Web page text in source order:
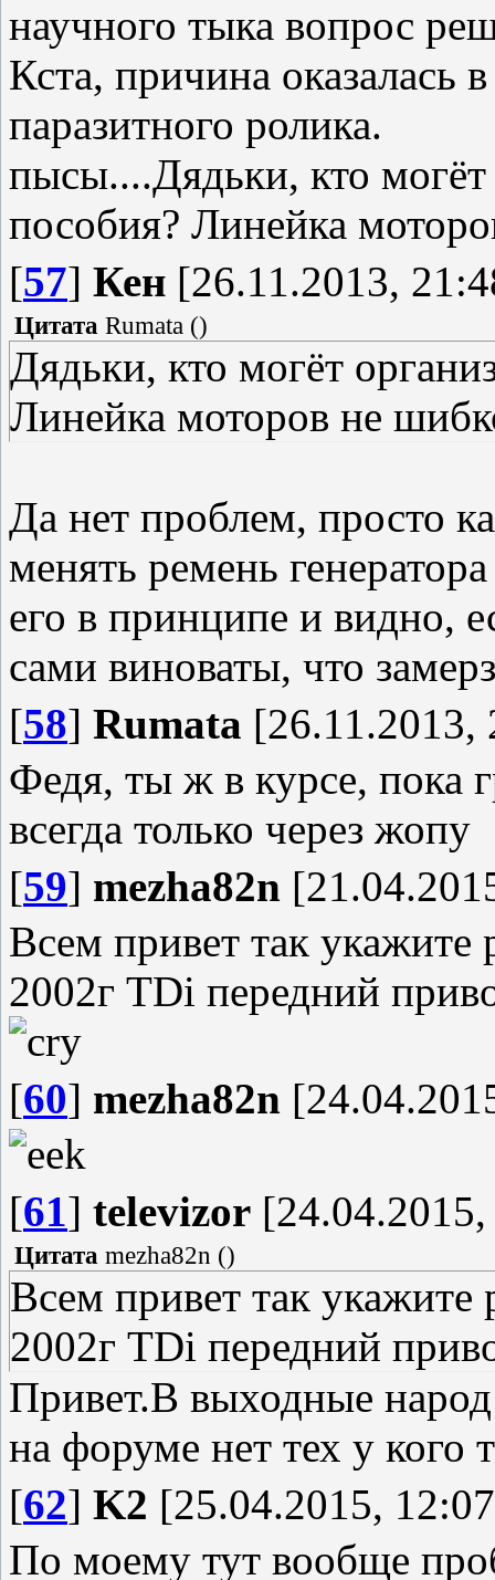
научного тыка вопрос
Кста, причина
паразитного ролика.
пысы....Дядьки, кто могёт
пособия? Линейка
[57] Кен [26.11.2013,
Цитата Rumata ()
Дядьки, кто могёт
Линейка моторов не
Да нет проблем, просто
менять ремень
его в принципе и видно,
сами виноваты, что
[58] Rumata [26.11.2013,
Федя, ты ж в курсе, пока
всегда только через жопу
[59] mezha82n
Всем привет так укажите
2002г TDi передний
[60] mezha82n
[61] televizor
Цитата mezha82n ()
Всем привет так укажите
2002г TDi передний
Привет.В выходные народ
на форуме нет тех у кого
[62] K2 [25.04.2015,
По моему тут вообще